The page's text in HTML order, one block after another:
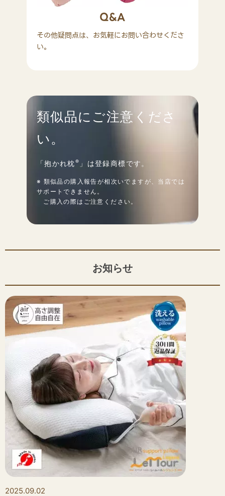
Q&A
その他疑問点は、お気軽にお問い合わせくださ
い。
類似品にご注意くださ
い。
「抱かれ枕® 」は登録商標です。
※ 類似品の購⼊報告が相次いでますが、当店では
サポートできません。
ご購⼊の際はご注意ください。
お知らせ
2025.09.02